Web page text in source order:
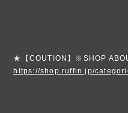
★【COUTION】※SHOP
https://shop.ruffin.jp/